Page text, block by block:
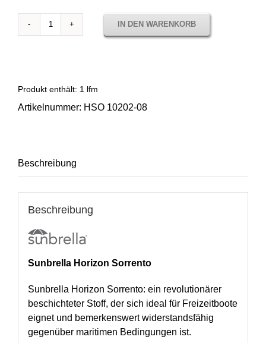
Sunbrella
Grey
IN DEN WARENKORB
Produkt enthält: 1 lfm
Artikelnummer: HSO 10202-08
Beschreibung
Beschreibung
Sunbrella Horizon Sorrento
Sunbrella Horizon Sorrento: ein revolutionärer
beschichteter Stoff, der sich ideal für Freizeitboote
eignet und bemerkenswert widerstandsfähig
gegenüber maritimen Bedingungen ist.